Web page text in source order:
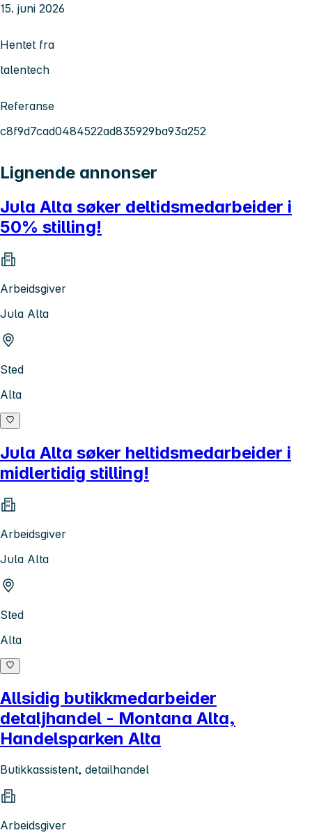
15. juni 2026
Hentet fra
talentech
Referanse
c8f9d7cad0484522ad835929ba93a252
Lignende annonser
Jula Alta søker deltidsmedarbeider i
50% stilling!
Arbeidsgiver
Jula Alta
Sted
Alta
Jula Alta søker heltidsmedarbeider i
midlertidig stilling!
Arbeidsgiver
Jula Alta
Sted
Alta
Allsidig butikkmedarbeider
detaljhandel - Montana Alta,
Handelsparken Alta
Butikkassistent, detailhandel
Arbeidsgiver